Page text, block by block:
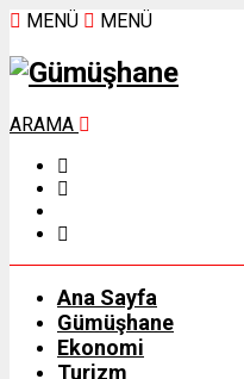
MENÜ MENÜ
ARAMA
Ana Sayfa
Gümüşhane
Ekonomi
Turizm